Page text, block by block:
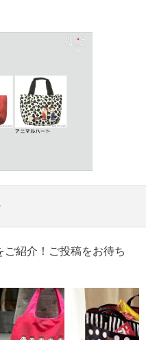
ｃｍ×マチ１６ｃｍ
ｃｍ
ご紹介！ご投稿をお待ち